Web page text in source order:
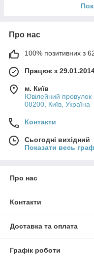
Про нас
100% позитивних з
Працює з
м. Київ
Ювілейний провулок
08200, Київ, Україна
Контакти
Сьогодні вихідний
Показати весь
Про нас
Контакти
Доставка та оплата
Графік роботи